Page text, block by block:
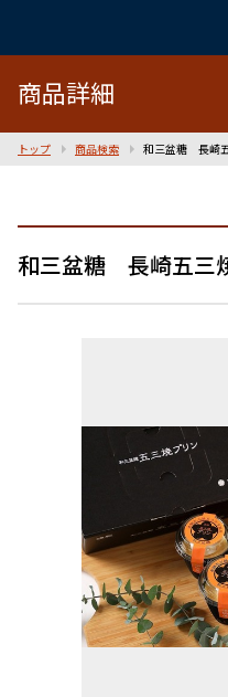
商品詳細
トップ 商品検索 和三盆糖 長崎
和三盆糖 長崎五三